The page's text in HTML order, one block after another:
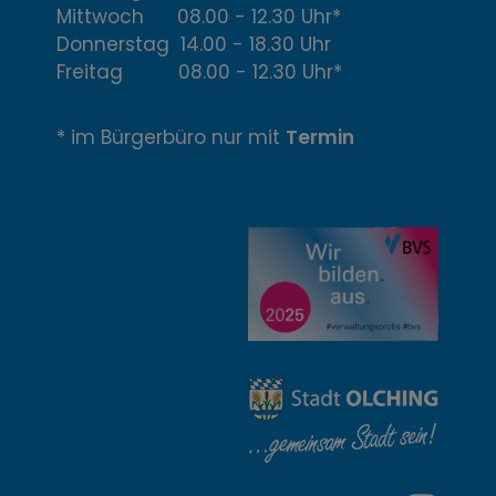
f
f
n
u
Mittwoch 08.00 - 12.30 Uhr*
Donnerstag 14.00 - 18.30 Uhr
Freitag 08.00 - 12.30 Uhr*
* im Bürgerbüro nur mit Termin